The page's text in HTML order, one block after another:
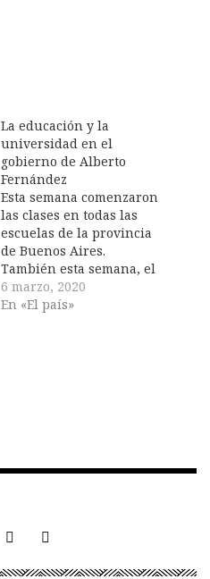
La educación y la
universidad en el
gobierno de Alberto
Fernández
Esta semana comenzaron
las clases en todas las
escuelas de la provincia
de Buenos Aires.
También esta semana, el
presidente Alberto
Fernández y el
discursos a la…
6 marzo, 2020
En «El país»